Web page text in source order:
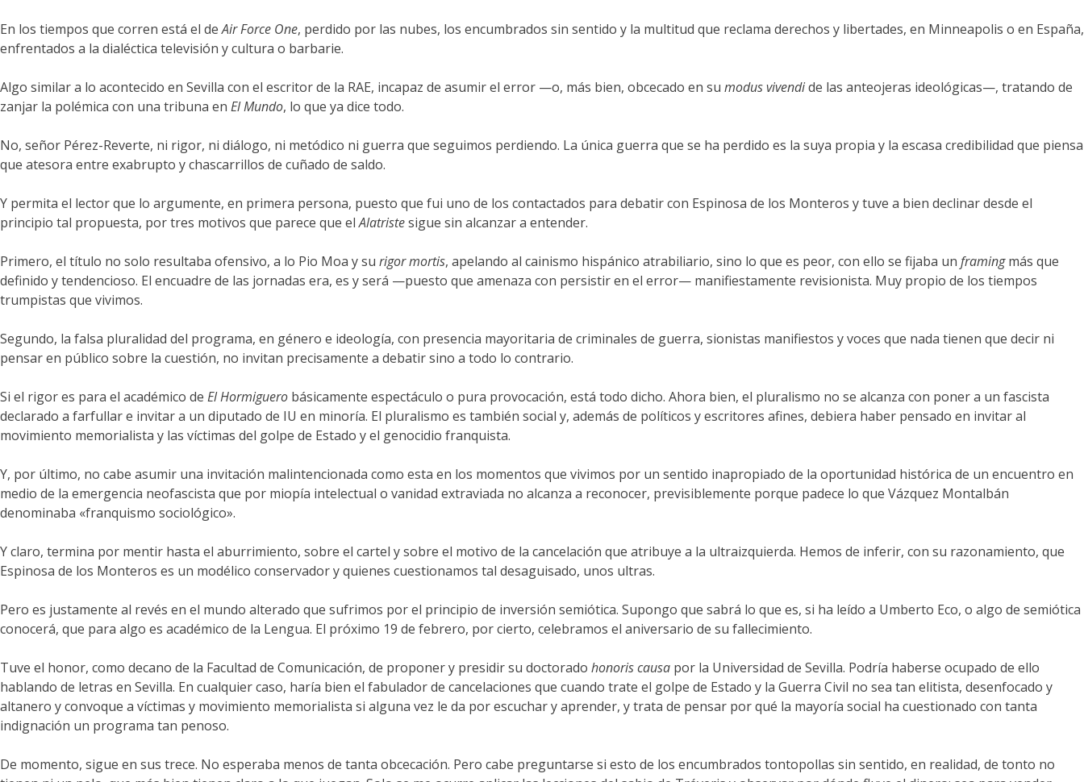
En los tiempos que corren está el deAir Force One, perdido por las nubes, los encumbrados sin sentido y la multitud que reclama derechos y libertades, en Minneapolis o en España,
enfrentados a la dialéctica televisión y cultura o barbarie.
Algo similar a lo acontecido en Sevilla con el escritor de la RAE, incapaz de asumir el error —o, más bien, obcecado en su modus vivendide las anteojeras ideológicas—, tratando de
zanjar la polémica con una tribuna en El Mundo, lo que ya dice todo.
No, señor Pérez-Reverte, ni rigor, ni diálogo, ni metódico ni guerra que seguimos perdiendo. La única guerra que se ha perdido es la suya propia y la escasa credibilidad que piensa
que atesora entre exabrupto y chascarrillos de cuñado de saldo.
Y permita el lector que lo argumente, en primera persona, puesto que fui uno de los contactados para debatir con Espinosa de los Monteros y tuve a bien declinar desde el
principio tal propuesta, por tres motivos que parece que elAlatristesigue sin alcanzar a entender.
Primero, el título no solo resultaba ofensivo, a lo Pio Moa y su rigor mortis, apelando al cainismo hispánico atrabiliario, sino lo que es peor, con ello se fijaba un framingmás que
definido y tendencioso. El encuadre de las jornadas era, es y será —puesto que amenaza con persistir en el error— manifiestamente revisionista. Muy propio de los tiempos
trumpistas que vivimos.
Segundo, la falsa pluralidad del programa, en género e ideología, con presencia mayoritaria de criminales de guerra, sionistas manifiestos y voces que nada tienen que decir ni
pensar en público sobre la cuestión, no invitan precisamente a debatir sino a todo lo contrario.
Si el rigor es para el académico de El Hormiguero básicamente espectáculo o pura provocación, está todo dicho. Ahora bien, el pluralismo no se alcanza con poner a un fascista
declarado a farfullar e invitar a un diputado de IU en minoría. El pluralismo es también social y, además de políticos y escritores afines, debiera haber pensado en invitar al
movimiento memorialista y las víctimas del golpe de Estado y el genocidio franquista.
Y, por último, no cabe asumir una invitación malintencionada como esta en los momentos que vivimos por un sentido inapropiado de la oportunidad histórica de un encuentro en
medio de la emergencia neofascista que por miopía intelectual o vanidad extraviada no alcanza a reconocer, previsiblemente porque padece lo que Vázquez Montalbán
denominaba «franquismo sociológico».
Y claro, termina por mentir hasta el aburrimiento, sobre el cartel y sobre el motivo de la cancelación que atribuye a la ultraizquierda. Hemos de inferir, con su razonamiento, que
Espinosa de los Monteros es un modélico conservador y quienes cuestionamos tal desaguisado, unos ultras.
Pero es justamente al revés en el mundo alterado que sufrimos por el principio de inversión semiótica. Supongo que sabrá lo que es, si ha leído a Umberto Eco, o algo de semiótica
conocerá, que para algo es académico de la Lengua. El próximo 19 de febrero, por cierto, celebramos el aniversario de su fallecimiento.
Tuve el honor, como decano de la Facultad de Comunicación, de proponer y presidir su doctorado honoris causa por la Universidad de Sevilla. Podría haberse ocupado de ello
hablando de letras en Sevilla. En cualquier caso, haría bien el fabulador de cancelaciones que cuando trate el golpe de Estado y la Guerra Civil no sea tan elitista, desenfocado y
altanero y convoque a víctimas y movimiento memorialista si alguna vez le da por escuchar y aprender, y trata de pensar por qué la mayoría social ha cuestionado con tanta
indignación un programa tan penoso.
De momento, sigue en sus trece. No esperaba menos de tanta obcecación. Pero cabe preguntarse si esto de los encumbrados tontopollas sin sentido, en realidad, de tonto no